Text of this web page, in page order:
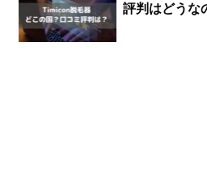
評判はどうな